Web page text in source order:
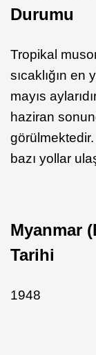
Durumu
Tropikal
sıcaklığın
mayıs
haziran
bazı yollar
Myanmar
Tarihi
1948